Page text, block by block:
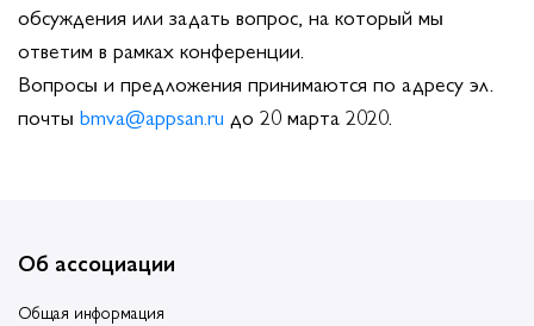
обсуждения или задать вопрос, на который мы
ответим в рамках конференции.
Вопросы и предложения принимаются по адресу эл.
почты bmva@appsan.ru до 20 марта 2020.
Об ассоциации
Общая информация